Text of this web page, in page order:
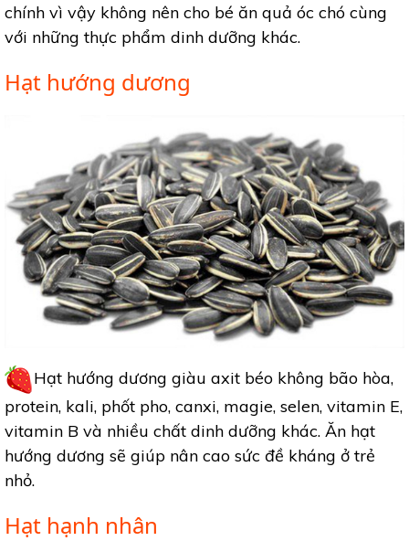
chính vì vậy không nên cho bé ăn quả óc chó cùng
với những thực phẩm dinh dưỡng khác.
Hạt hướng dương
Hạt hướng dương giàu axit béo không bão hòa,
protein, kali, phốt pho, canxi, magie, selen, vitamin E,
vitamin B và nhiều chất dinh dưỡng khác. Ăn hạt
hướng dương sẽ giúp nân cao sức đề kháng ở trẻ
nhỏ.
Hạt hạnh nhân